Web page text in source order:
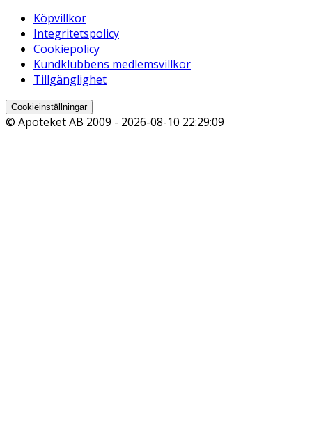
Köpvillkor
Integritetspolicy
Cookiepolicy
Kundklubbens medlemsvillkor
Tillgänglighet
Cookieinställningar
© Apoteket AB 2009 - 2026-08-10 22:29:09